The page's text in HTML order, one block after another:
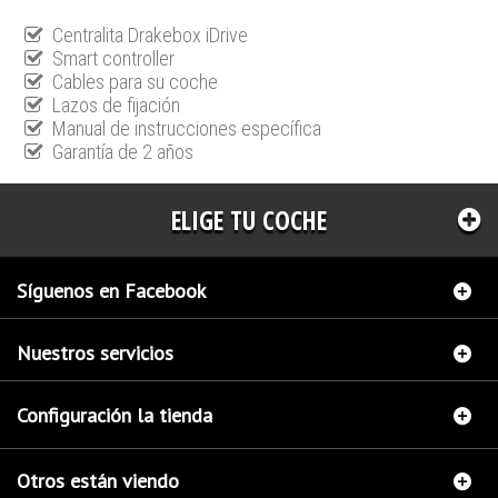
Centralita Drakebox iDrive
Smart controller
Cables para su coche
Lazos de fijación
Manual de instrucciones específica
Garantía de 2 años
ELIGE TU COCHE
Síguenos en Facebook
Nuestros servicios
Configuración la tienda
Otros están viendo